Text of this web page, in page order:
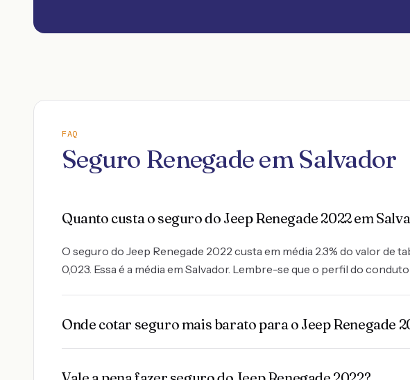
FAQ
Seguro Renegade em Salvador
Quanto custa o seguro do Jeep Renegade 2022 em
O seguro do Jeep Renegade 2022 custa em média 2.3% do valor de
0,023. Essa é a média em Salvador. Lembre-se que o perfil do
Onde cotar seguro mais barato para o Jeep Renegade